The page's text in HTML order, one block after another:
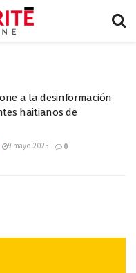
a la desinformación
haitianos de
9 mayo 2025 0